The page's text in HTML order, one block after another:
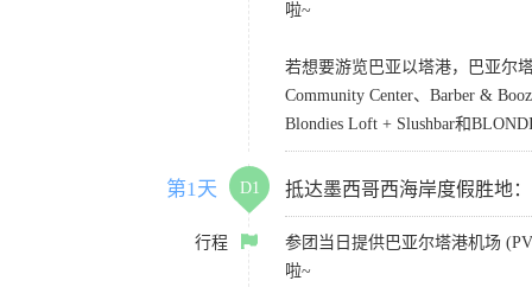
啦~
若想要游览巴亚以塔港，巴亚尔
Community Center、Barber &
Blondies Loft + Slushbar和
第1天 D1 抵达墨西哥西海岸度假胜地：
行程
参团当日提供巴亚尔塔港机场
啦~